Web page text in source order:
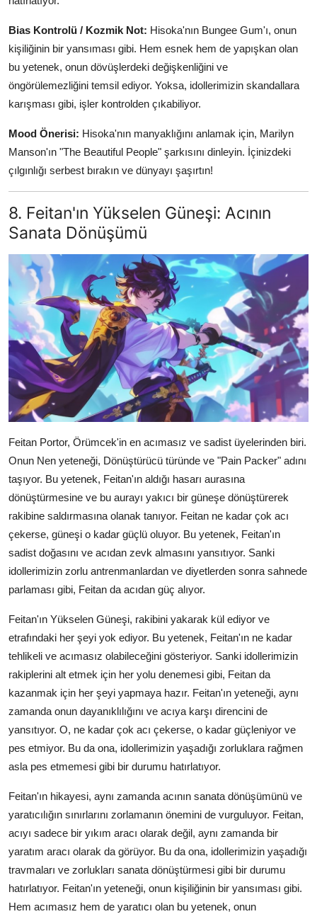
Bias Kontrolü / Kozmik Not: Hisoka'nın Bungee Gum'ı, onun
kişiliğinin bir yansıması gibi. Hem esnek hem de yapışkan olan
bu yetenek, onun dövüşlerdeki değişkenliğini ve
öngörülemezliğini temsil ediyor. Yoksa, idollerimizin skandallara
karışması gibi, işler kontrolden çıkabiliyor.
Mood Önerisi: Hisoka'nın manyaklığını anlamak için, Marilyn
Manson'ın "The Beautiful People" şarkısını dinleyin. İçinizdeki
çılgınlığı serbest bırakın ve dünyayı şaşırtın!
8. Feitan'ın Yükselen Güneşi: Acının
Sanata Dönüşümü
Feitan Portor, Örümcek'in en acımasız ve sadist üyelerinden biri.
Onun Nen yeteneği, Dönüştürücü türünde ve "Pain Packer" adını
taşıyor. Bu yetenek, Feitan'ın aldığı hasarı aurasına
dönüştürmesine ve bu aurayı yakıcı bir güneşe dönüştürerek
rakibine saldırmasına olanak tanıyor. Feitan ne kadar çok acı
çekerse, güneşi o kadar güçlü oluyor. Bu yetenek, Feitan'ın
sadist doğasını ve acıdan zevk almasını yansıtıyor. Sanki
idollerimizin zorlu antrenmanlardan ve diyetlerden sonra sahnede
parlaması gibi, Feitan da acıdan güç alıyor.
Feitan'ın Yükselen Güneşi, rakibini yakarak kül ediyor ve
etrafındaki her şeyi yok ediyor. Bu yetenek, Feitan'ın ne kadar
tehlikeli ve acımasız olabileceğini gösteriyor. Sanki idollerimizin
rakiplerini alt etmek için her yolu denemesi gibi, Feitan da
kazanmak için her şeyi yapmaya hazır. Feitan'ın yeteneği, aynı
zamanda onun dayanıklılığını ve acıya karşı direncini de
yansıtıyor. O, ne kadar çok acı çekerse, o kadar güçleniyor ve
pes etmiyor. Bu da ona, idollerimizin yaşadığı zorluklara rağmen
asla pes etmemesi gibi bir durumu hatırlatıyor.
Feitan'ın hikayesi, aynı zamanda acının sanata dönüşümünü ve
yaratıcılığın sınırlarını zorlamanın önemini de vurguluyor. Feitan,
acıyı sadece bir yıkım aracı olarak değil, aynı zamanda bir
yaratım aracı olarak da görüyor. Bu da ona, idollerimizin yaşadığı
travmaları ve zorlukları sanata dönüştürmesi gibi bir durumu
hatırlatıyor. Feitan'ın yeteneği, onun kişiliğinin bir yansıması gibi.
Hem acımasız hem de yaratıcı olan bu yetenek, onun